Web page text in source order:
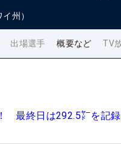
州）
出場選手 概要など TV
最終日は292.5㍎を記